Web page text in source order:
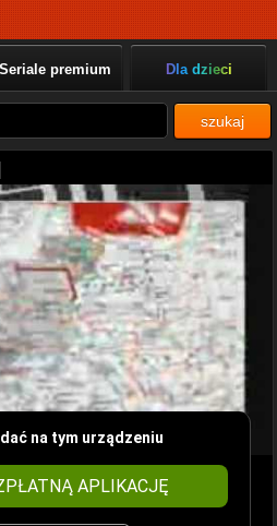
Seriale premium Dla dzieci
szukaj
na tym urządzeniu
APLIKACJĘ